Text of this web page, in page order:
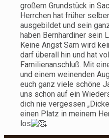
großem Grundstück in
Herrchen hat früher
ausgebildet und sein
haben Bernhardiner sein
Keine Angst Sam wird
darf überall hin und hat
Familienanschluß. Mit
und einem weinenden
euch ganz viele schöne
uns schon auf ein
dich nie vergessen
einen Platz in meinem
los